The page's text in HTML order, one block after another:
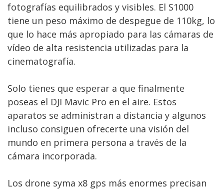
fotografías equilibrados y visibles. El S1000
tiene un peso máximo de despegue de 110kg, lo
que lo hace más apropiado para las cámaras de
vídeo de alta resistencia utilizadas para la
cinematografía.
Solo tienes que esperar a que finalmente
poseas el DJI Mavic Pro en el aire. Estos
aparatos se administran a distancia y algunos
incluso consiguen ofrecerte una visión del
mundo en primera persona a través de la
cámara incorporada.
Los drone syma x8 gps más enormes precisan